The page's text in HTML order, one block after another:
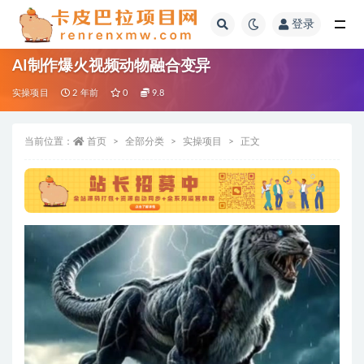
登录
AI制作爆火视频动物融合变异
实操项目 2 年前 0 9.8
当前位置： 首页 全部分类 实操项目 正文
全部